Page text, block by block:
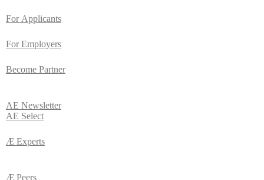
For Applicants
For Employers
Become Partner
AE Newsletter
AE Select
Æ Experts
Æ Peers